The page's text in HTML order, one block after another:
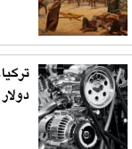
دولار